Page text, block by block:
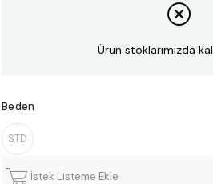
Ürün stoklarımızda
Beden
STD
İstek Listeme Ekle